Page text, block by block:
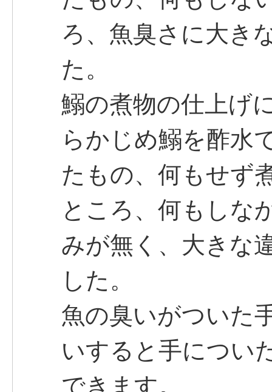
ろ、魚臭さに大き
た。
鰯の煮物の仕上げ
らかじめ鰯を酢水
たもの、何もせず
ところ、何もしな
みが無く、大きな
した。
魚の臭いがついた
いすると手につい
できます。